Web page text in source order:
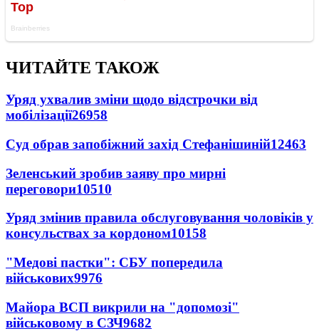
ЧИТАЙТЕ ТАКОЖ
Уряд ухвалив зміни щодо відстрочки від
мобілізації26958
Суд обрав запобіжний захід Стефанішиній12463
Зеленський зробив заяву про мирні
переговори10510
Уряд змінив правила обслуговування чоловіків у
консульствах за кордоном10158
"Медові пастки": СБУ попередила
військових9976
Майора ВСП викрили на "допомозі"
військовому в СЗЧ9682